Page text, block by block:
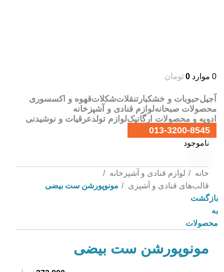
0 موارد 0 تومان
آجیلحبوبات و خشکبار تنقلاتشکلاتقهوه و اکسسوری
محصولات صبحانهلوازم قنادی و آشپزخانه
ادویه و محصولات ارگانیکلوازم تولدعرقیات و نوشیدنی
013-3200-8545
ناموجود
خانه
لوازم قنادی و آشپزخانه
قالب‌های قنادی و آشپزی
مونوپورشن ست بیضی
بازگشت
به
محصولات
مونوپورشن ست بیضی